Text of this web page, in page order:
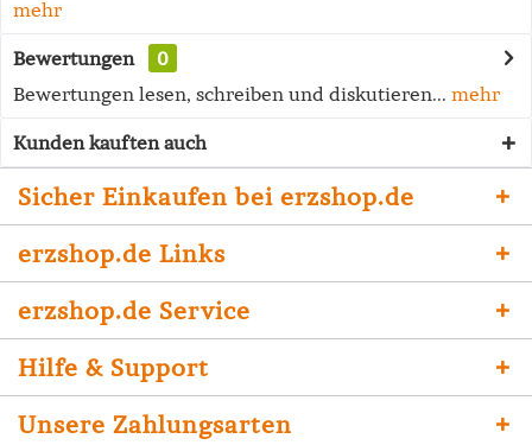
mehr
Bewertungen
0
Bewertungen lesen, schreiben und diskutieren... mehr
Kunden kauften auch
Sicher Einkaufen bei erzshop.de
erzshop.de Links
erzshop.de Service
Hilfe & Support
Unsere Zahlungsarten